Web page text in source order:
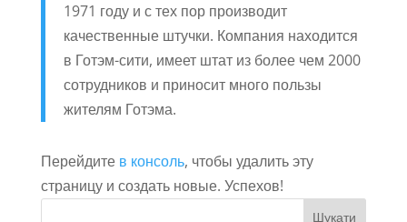
1971 году и с тех пор производит
качественные штучки. Компания находится
в Готэм-сити, имеет штат из более чем 2000
сотрудников и приносит много пользы
жителям Готэма.
Перейдите в консоль, чтобы удалить эту
страницу и создать новые. Успехов!